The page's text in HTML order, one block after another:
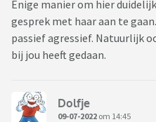
Enige manier om hier
gesprek met haar aan te
passief agressief. Natuurlijk
bij jou heeft gedaan.
Dolfje
09-07-2022 om 14:45